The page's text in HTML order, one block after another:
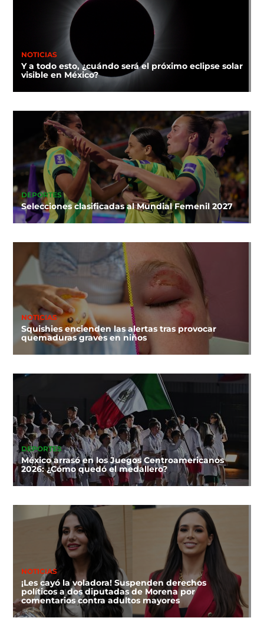
NOTICIAS
Y a todo esto, ¿cuándo será el próximo eclipse solar
visible en México?
DEPORTES
Selecciones clasificadas al Mundial Femenil 2027
NOTICIAS
Squishies encienden las alertas tras provocar
quemaduras graves en niños
DEPORTES
México arrasó en los Juegos Centroamericanos
2026: ¿Cómo quedó el medallero?
NOTICIAS
¡Les cayó la voladora! Suspenden derechos
políticos a dos diputadas de Morena por
comentarios contra adultos mayores